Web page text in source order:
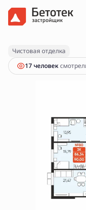
3-комнатная90 м
Ипотекаот 43 455 руб.
Чистовая отделка
17 человек